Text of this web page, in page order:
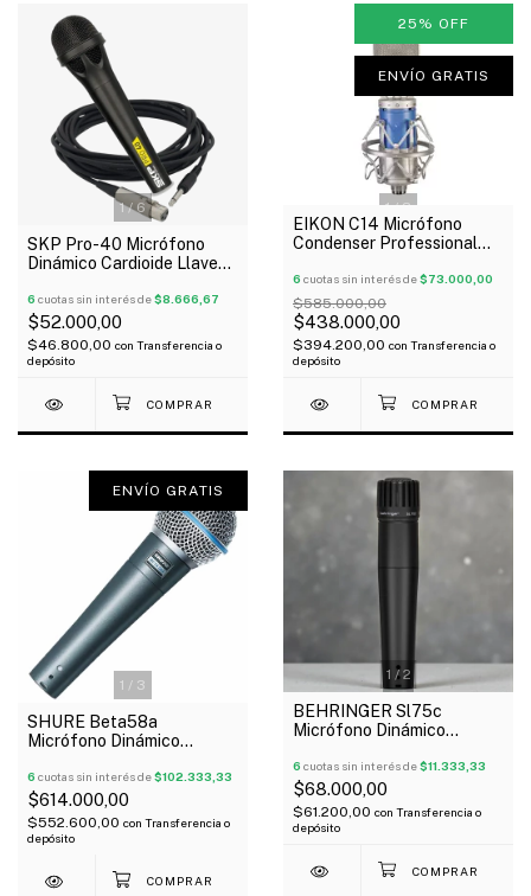
1/6
SKP Pro-40 Micrófono
Dinámico Cardioide Llave
6 cuotas sin interés de$8.666,67
$52.000,00
$46.800,00 con Transferencia o
depósito
1/3
25 % OFF
ENVÍO GRATIS
EIKON C14 Micrófono
Condenser Professional
6 cuotas sin interés de$73.000,00
$585.000,00
$438.000,00
$394.200,00 con Transferencia o
depósito
1 / 3
ENVÍO GRATIS
SHURE Beta58a
Micrófono Dinámico
Oferta!
6 cuotas sin interés de$102.333,33
$614.000,00
$552.600,00 con Transferencia o
depósito
1 /2
BEHRINGER Sl75c
Micrófono Dinámico
Estuche Y Pipeta
6 cuotas sin interés de$11.333,33
$68.000,00
$61.200,00 con Transferencia o
depósito